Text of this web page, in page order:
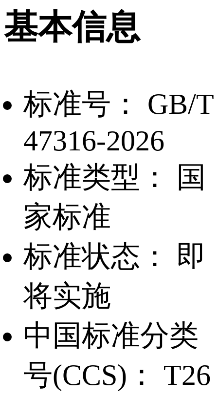
基本信息
标准号：
GB/T
47316-2026
标准类型：
国
家标准
标准状态：
即
将实施
中国标准分类
号(CCS)：
T26